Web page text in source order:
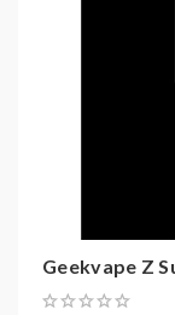
Geekvape Z